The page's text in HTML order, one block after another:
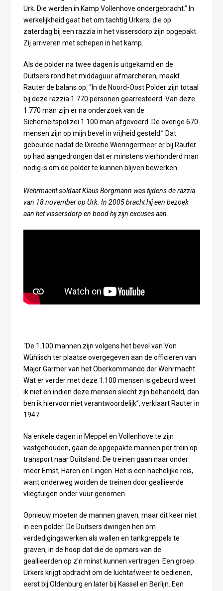
Urk. Die werden in Kamp Vollenhove ondergebracht.” In
werkelijkheid gaat het om tachtig Urkers, die op
zaterdag bij een razzia in het vissersdorp zijn opgepakt.
Zij arriveren met schepen in het kamp.
Als de polder na twee dagen is uitgekamd en de
Duitsers rond het middaguur afmarcheren, maakt
Rauter de balans op: “In de Noord-Oost Polder zijn totaal
bij deze razzia 1.770 personen gearresteerd. Van deze
1.770 man zijn er na onderzoek van de
Sicherheitspolizei 1.100 man afgevoerd. De overige 670
mensen zijn op mijn bevel in vrijheid gesteld.” Dat
gebeurde nadat de Directie Wieringermeer er bij Rauter
op had aangedrongen dat er minstens vierhonderd man
nodig is om de polder te kunnen blijven bewerken.
Wehrmacht soldaat Klaus Borgmann was tijdens de razzia
van 18 november op Urk. In 2005 bracht hij een bezoek
aan het vissersdorp en bood hij zijn excuses aan.
“De 1.100 mannen zijn volgens het bevel van Von
Wühlisch ter plaatse overgegeven aan de officieren van
Major Garmer van het Oberkommando der Wehrmacht.
Wat er verder met deze 1.100 mensen is gebeurd weet
ik niet en indien deze mensen slecht zijn behandeld, dan
ben ik hiervoor niet verantwoordelijk”, verklaart Rauter in
1947.
Na enkele dagen in Meppel en Vollenhove te zijn
vastgehouden, gaan de opgepakte mannen per trein op
transport naar Duitsland. De treinen gaan naar onder
meer Emst, Haren en Lingen. Het is een hachelijke reis,
want onderweg worden de treinen door geallieerde
vliegtuigen onder vuur genomen.
Opnieuw moeten de mannen graven, maar dit keer niet
in een polder. De Duitsers dwingen hen om
verdedigingswerken als wallen en tankgreppels te
graven, in de hoop dat die de opmars van de
geallieerden op z'n minst kunnen vertragen. Een groep
Urkers krijgt opdracht om de luchtafweer te bedienen,
eerst bij Oldenburg en later bij Kassel en Berlijn. Een